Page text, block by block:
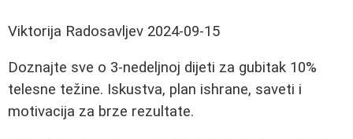
Viktorija Radosavljev 2024-09-15
Doznajte sve o 3-nedeljnoj dijeti za gubitak 10%
telesne težine. Iskustva, plan ishrane, saveti i
motivacija za brze rezultate.